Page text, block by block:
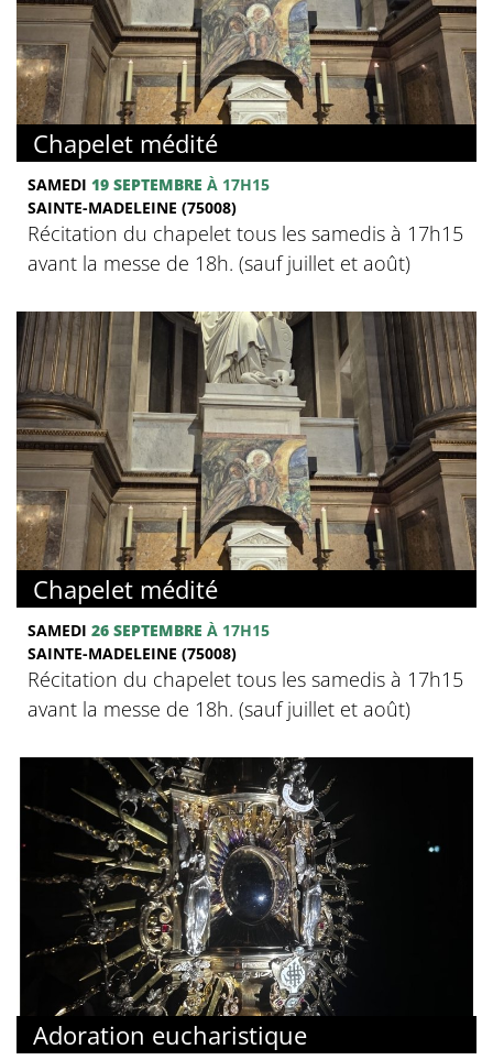
Chapelet médité
SAMEDI 19 SEPTEMBRE À 17H15
SAINTE-MADELEINE (75008)
Récitation du chapelet tous les samedis à 17h15
avant la messe de 18h. (sauf juillet et août)
Chapelet médité
SAMEDI 26 SEPTEMBRE À 17H15
SAINTE-MADELEINE (75008)
Récitation du chapelet tous les samedis à 17h15
avant la messe de 18h. (sauf juillet et août)
Adoration eucharistique